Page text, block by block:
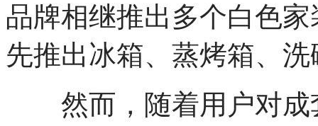
品牌相继推出多个白色
先推出冰箱、蒸烤箱、
然而，随着用户对成